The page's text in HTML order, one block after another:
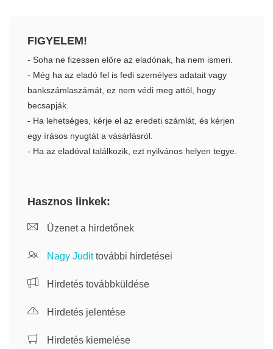
FIGYELEM!
- Soha ne fizessen előre az eladónak, ha nem ismeri.
- Még ha az eladó fel is fedi személyes adatait vagy
bankszámlaszámát, ez nem védi meg attól, hogy
becsapják.
- Ha lehetséges, kérje el az eredeti számlát, és kérjen
egy írásos nyugtát a vásárlásról.
- Ha az eladóval találkozik, ezt nyilvános helyen tegye.
Hasznos linkek:
Üzenet a hirdetőnek
Nagy Judittovábbi hirdetései
Hirdetés továbbküldése
Hirdetés jelentése
Hirdetés kiemelése